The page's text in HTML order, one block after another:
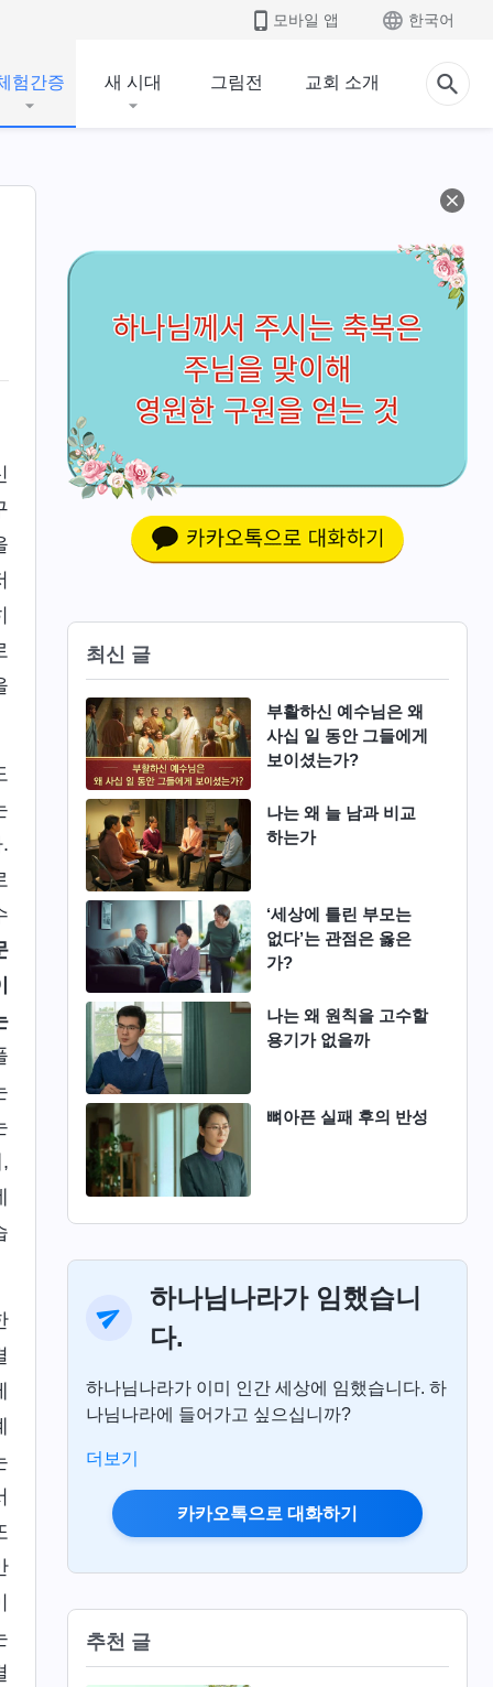
모바일 앱 한국어
험간증 새 시대 그림전 교회 소개
최신 글
부활하신 예수님은 왜
사십 일 동안 그들에게
보이셨는가?
나는 왜 늘 남과 비교
하는가
‘세상에 틀린 부모는
없다’는 관점은 옳은
가?
나는 왜 원칙을 고수할
용기가 없을까
뼈아픈 실패 후의 반성
하나님나라가 임했습니
다.
하나님나라가 이미 인간 세상에 임했습니다. 하
나님나라에 들어가고 싶으십니까?
더보기
카카오톡으로 대화하기
추천 글